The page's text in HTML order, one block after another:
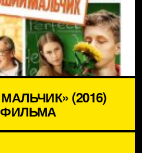
(2016)